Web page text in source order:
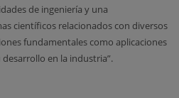
de ingeniería y una
científicos relacionados con diversos
fundamentales como aplicaciones
en la industria”.